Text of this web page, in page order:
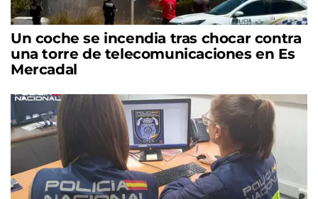
Un coche se incendia tras chocar contra
una torre de telecomunicaciones en Es
Mercadal